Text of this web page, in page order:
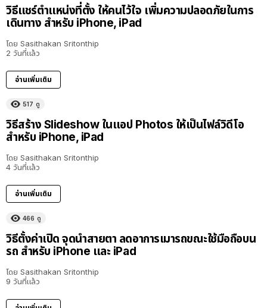
วิธีแชร์ตำแหน่งที่ตั้ง ให้คนไว้ใจ เพิ่มความปลอดภัยในการ
เดินทาง สำหรับ iPhone, iPad
โดย Sasithakan Sritonthip
2 วันที่แล้ว
อ่านเพิ่มเติม
517 ดู
วิธีสร้าง Slideshow ในแอป Photos ให้เป็นไฟล์วิดีโอ
สำหรับ iPhone, iPad
โดย Sasithakan Sritonthip
4 วันที่แล้ว
อ่านเพิ่มเติม
466 ดู
วิธีตั้งค่าเปิด จุดนำสายตา ลดอาการเมารถขณะใช้มือถือบน
รถ สำหรับ iPhone และ iPad
โดย Sasithakan Sritonthip
9 วันที่แล้ว